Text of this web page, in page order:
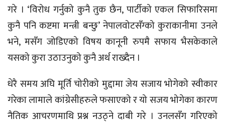
गरे । ‘विरोध गर्नुको कुनै तुक छैन, पार्टीको एकल सिफारिसमा
कुनै पनि कष्टमा मन्त्री बन्छु’ नेपालवोटसँग्को कुराकानीमा उनले
भने, मसँग जोडिएको विषय कानूनी रुपमै सफाय भैसकेकाले
यसको कुरा उठाउनुको कुनै अर्थ राख्दैन ।
धेरै समय अघि मूर्ति चोरीको मुद्दामा जेय सजाय भोगेको स्वीकार
गरेका लामाले कांग्रेसीहरुले फसाएको र यो सजय भोगेका कारण
नैतिक आचरणमाथि प्रश्न नउठ्ने दाबी गरे । उनलसँग गरिएको